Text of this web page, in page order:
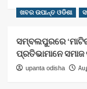
ଖବର ଉପାନ୍ତ ଓଡିଶା
ସମ୍ବଲପୁରରେ
ପ୍ରତିଭାମାନେ ସମାଜ
upanta odisha